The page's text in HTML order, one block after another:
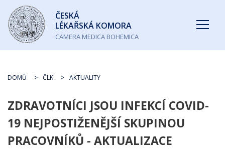
Česká
lékařská
komora
ČESKÁ
LÉKAŘSKÁ KOMORA
CAMERA MEDICA BOHEMICA
DOMŮ ČLK AKTUALITY
ZDRAVOTNÍCI JSOU INFEKCÍ COVID-
19 NEJPOSTIŽENĚJŠÍ SKUPINOU
PRACOVNÍKŮ - AKTUALIZACE